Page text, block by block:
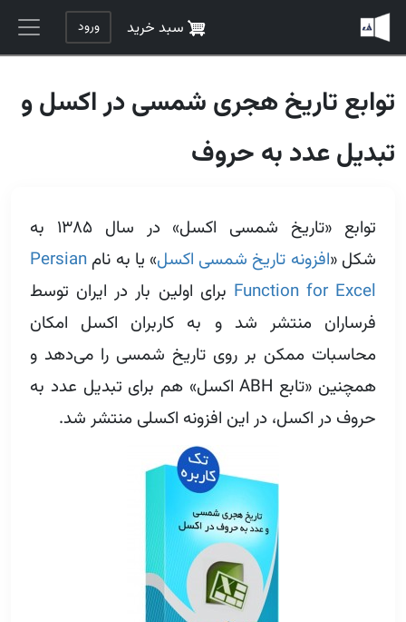
رفتن به محتوای اصلی
سبد خرید ورود
توابع تاریخ هجری شمسی در اکسل و
تبدیل عدد به حروف
توابع «تاریخ شمسی اکسل» در سال ۱۳۸۵ به
شکل «افزونه تاریخ شمسی اکسل» یا به نام Persian
Function for Excel برای اولین بار در ایران توسط
فرساران منتشر شد و به کاربران اکسل امکان
محاسبات ممکن بر روی تاریخ شمسی را می‌دهد و
همچنین «تابع ABH اکسل» هم برای تبدیل عدد به
حروف در اکسل، در این افزونه اکسلی منتشر شد.